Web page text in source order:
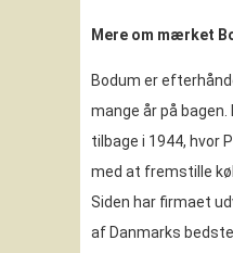
Mere om mærket
Bodum er
mange år på
tilbage i 1944, hvor
med at fremstille
Siden har firmaet
af Danmarks